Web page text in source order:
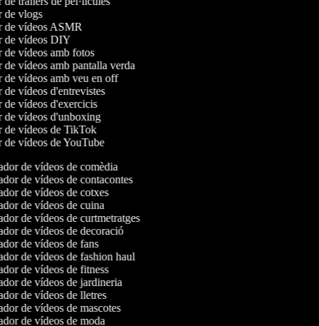
de vlogs
de vídeos ASMR
de vídeos DIY
de vídeos amb fotos
de vídeos amb pantalla verda
de vídeos amb veu en off
de vídeos d'entrevistes
de vídeos d'exercicis
de vídeos d'unboxing
de vídeos de TikTok
de vídeos de YouTube
de vídeos de comèdia
de vídeos de contacontes
de vídeos de cotxes
de vídeos de cuina
de vídeos de curtmetratges
de vídeos de decoració
de vídeos de fans
de vídeos de fashion haul
de vídeos de fitness
de vídeos de jardineria
de vídeos de lletres
de vídeos de mascotes
de vídeos de moda